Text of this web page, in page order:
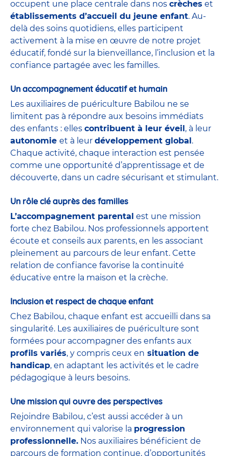
occupent une place centrale dans nos crèches et
établissements d’accueil du jeune enfant. Au-
delà des soins quotidiens, elles participent
activement à la mise en œuvre de notre projet
éducatif, fondé sur la bienveillance, l’inclusion et la
confiance partagée avec les familles.
Un accompagnement éducatif et humain
Les auxiliaires de puériculture Babilou ne se
limitent pas à répondre aux besoins immédiats
des enfants : elles contribuent à leur éveil , à leur
autonomie et à leur développement global .
Chaque activité, chaque interaction est pensée
comme une opportunité d’apprentissage et de
découverte, dans un cadre sécurisant et stimulant.
Un rôle clé auprès des familles
L’accompagnement parental est une mission
forte chez Babilou. Nos professionnels apportent
écoute et conseils aux parents, en les associant
pleinement au parcours de leur enfant. Cette
relation de confiance favorise la continuité
éducative entre la maison et la crèche.
Inclusion et respect de chaque enfant
Chez Babilou, chaque enfant est accueilli dans sa
singularité. Les auxiliaires de puériculture sont
formées pour accompagner des enfants aux
profils variés, y compris ceux en situation de
handicap, en adaptant les activités et le cadre
pédagogique à leurs besoins.
Une mission qui ouvre des perspectives
Rejoindre Babilou, c’est aussi accéder à un
environnement qui valorise la progression
professionnelle. Nos auxiliaires bénéficient de
parcours de formation continue, d’opportunités